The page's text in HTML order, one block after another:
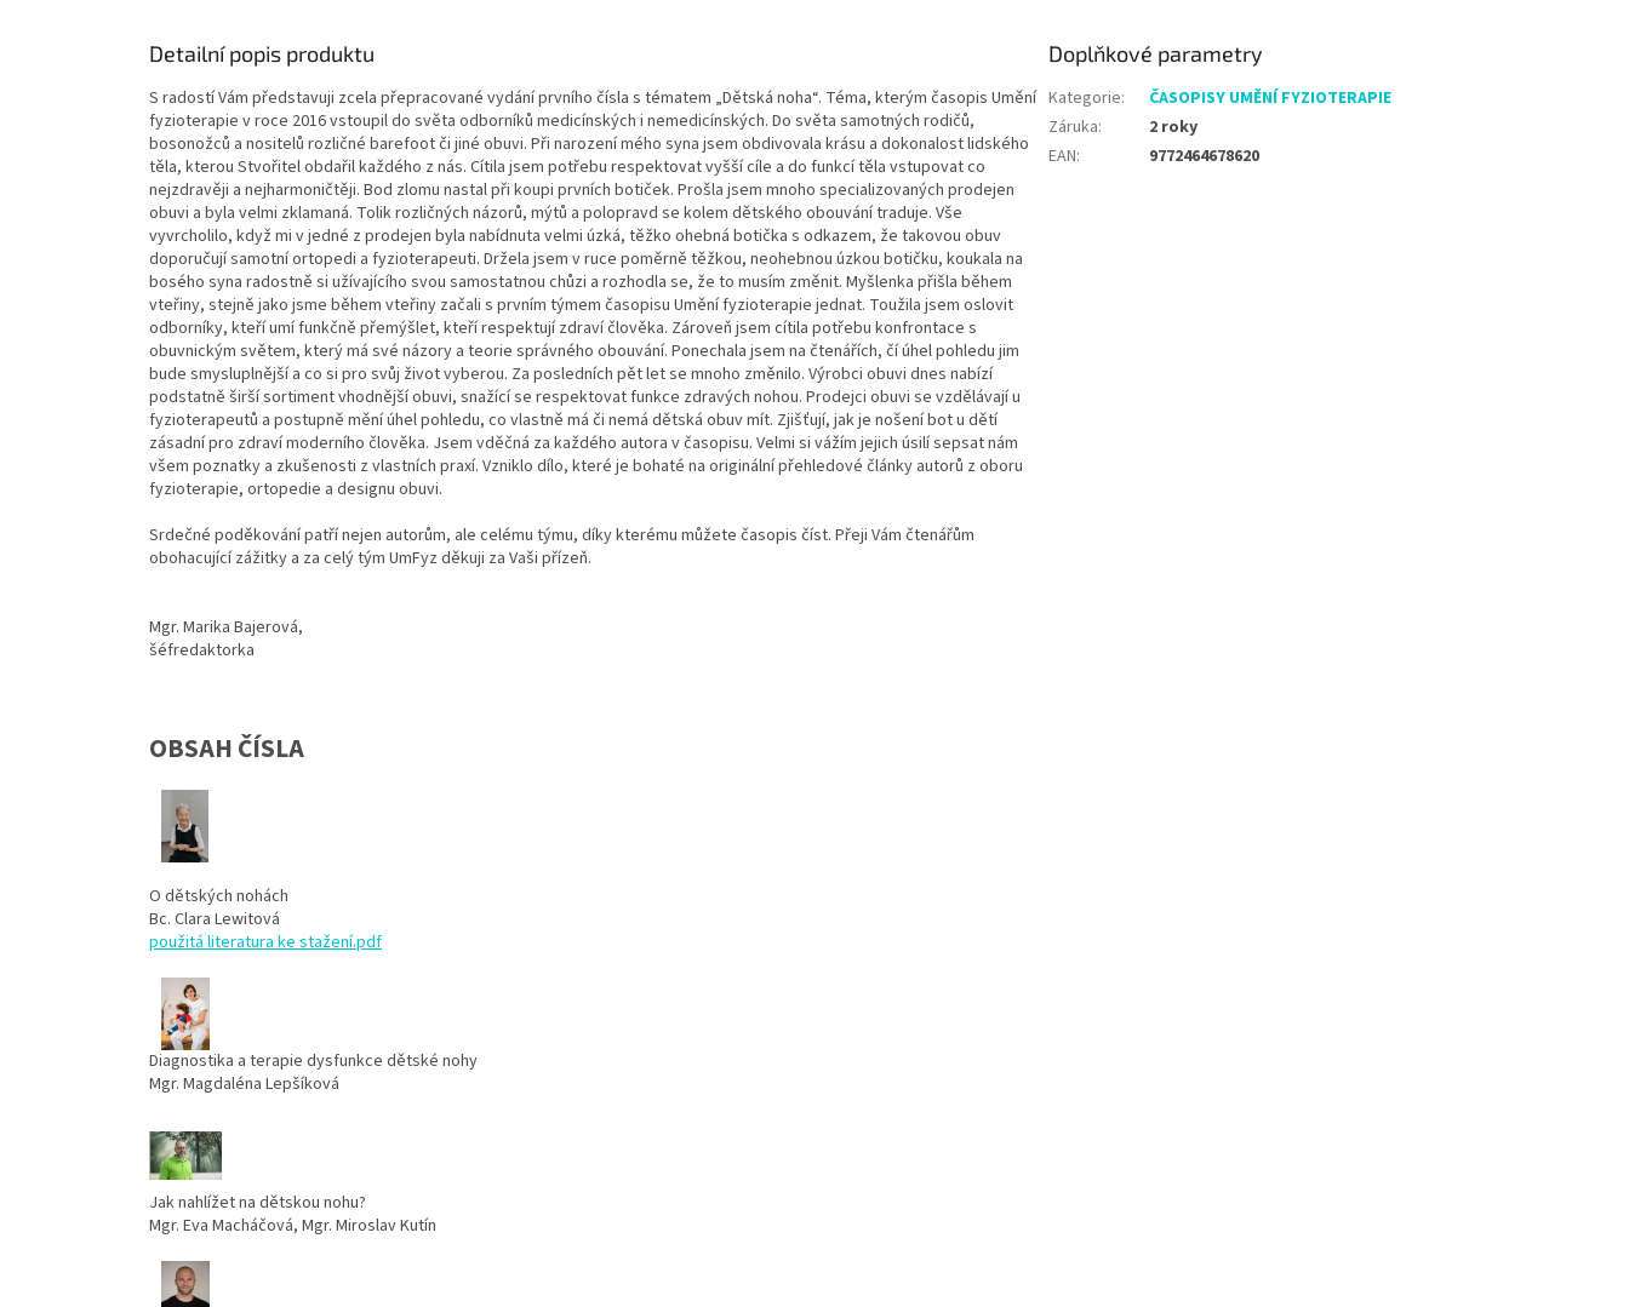
Detailní popis produktu
S radostí Vám představuji zcela přepracované vydání prvního čísla s tématem „Dětská noha“. Téma, kterým časopis Umění
fyzioterapie v roce 2016 vstoupil do světa odborníků medicínských i nemedicínských. Do světa samotných rodičů,
bosonožců a nositelů rozličné barefoot či jiné obuvi. Při narození mého syna jsem obdivovala krásu a dokonalost lidského
těla, kterou Stvořitel obdařil každého z nás. Cítila jsem potřebu respektovat vyšší cíle a do funkcí těla vstupovat co
nejzdravěji a nejharmoničtěji. Bod zlomu nastal při koupi prvních botiček. Prošla jsem mnoho specializovaných prodejen
obuvi a byla velmi zklamaná. Tolik rozličných názorů, mýtů a polopravd se kolem dětského obouvání traduje. Vše
vyvrcholilo, když mi v jedné z prodejen byla nabídnuta velmi úzká, těžko ohebná botička s odkazem, že takovou obuv
doporučují samotní ortopedi a fyzioterapeuti. Držela jsem v ruce poměrně těžkou, neohebnou úzkou botičku, koukala na
bosého syna radostně si užívajícího svou samostatnou chůzi a rozhodla se, že to musím změnit. Myšlenka přišla během
vteřiny, stejně jako jsme během vteřiny začali s prvním týmem časopisu Umění fyzioterapie jednat. Toužila jsem oslovit
odborníky, kteří umí funkčně přemýšlet, kteří respektují zdraví člověka. Zároveň jsem cítila potřebu konfrontace s
obuvnickým světem, který má své názory a teorie správného obouvání. Ponechala jsem na čtenářích, čí úhel pohledu jim
bude smysluplnější a co si pro svůj život vyberou. Za posledních pět let se mnoho změnilo. Výrobci obuvi dnes nabízí
podstatně širší sortiment vhodnější obuvi, snažící se respektovat funkce zdravých nohou. Prodejci obuvi se vzdělávají u
fyzioterapeutů a postupně mění úhel pohledu, co vlastně má či nemá dětská obuv mít. Zjišťují, jak je nošení bot u dětí
zásadní pro zdraví moderního člověka. Jsem vděčná za každého autora v časopisu. Velmi si vážím jejich úsilí sepsat nám
všem poznatky a zkušenosti z vlastních praxí. Vzniklo dílo, které je bohaté na originální přehledové články autorů z oboru
fyzioterapie, ortopedie a designu obuvi.
Srdečné poděkování patří nejen autorům, ale celému týmu, díky kterému můžete časopis číst. Přeji Vám čtenářům
obohacující zážitky a za celý tým UmFyz děkuji za Vaši přízeň.
Mgr. Marika Bajerová,
šéfredaktorka
OBSAH ČÍSLA
O dětských nohách
Bc. Clara Lewitová
použitá literatura ke stažení.pdf
Diagnostika a terapie dysfunkce dětské nohy
Mgr. Magdaléna Lepšíková
Jak nahlížet na dětskou nohu?
Mgr. Eva Macháčová, Mgr. Miroslav Kutín
Doplňkové parametry
Kategorie:
ČASOPISY UMĚNÍ FYZIOTERAPIE
Záruka:
2 roky
EAN: 9772464678620